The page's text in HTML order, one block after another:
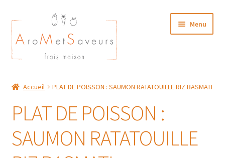
Aller
à
la
navigation
Aller
au
contenu
Menu
Accueil PLAT DE POISSON : SAUMON RATATOUILLE RIZ BASMATI
PLAT DE POISSON :
SAUMON RATATOUILLE